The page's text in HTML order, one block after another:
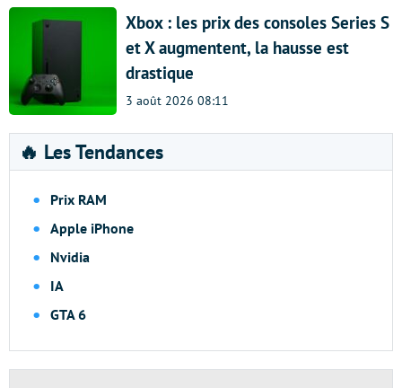
Xbox : les prix des consoles Series S
et X augmentent, la hausse est
drastique
3 août 2026 08:11
🔥 Les Tendances
Prix RAM
Apple iPhone
Nvidia
IA
GTA 6